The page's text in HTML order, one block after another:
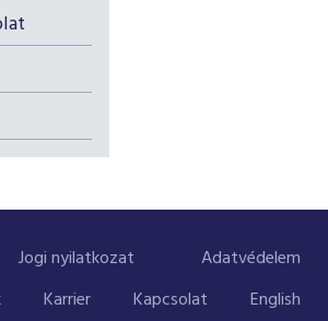
Jogi nyilatkozat
Adatvédelem
Karrier Kapcsolat English